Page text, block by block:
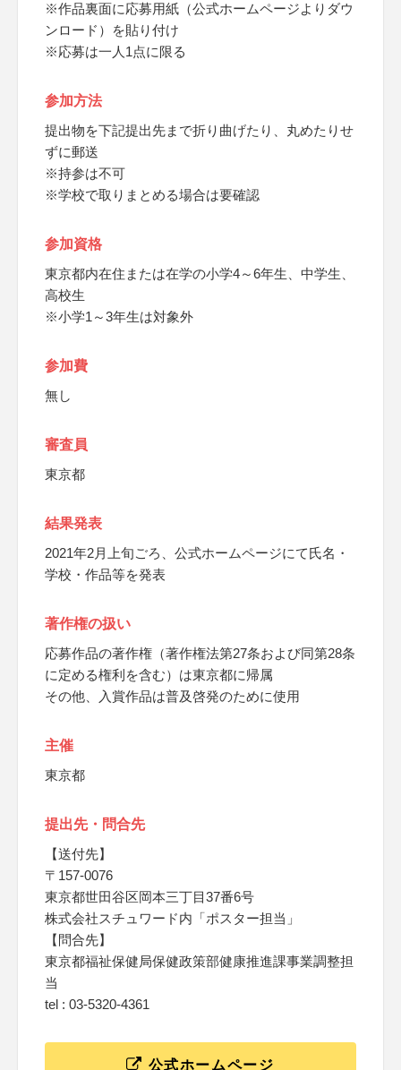
※作品裏面に応募用紙（公式ホームページよりダウ
ンロード）を貼り付け
※応募は一人1点に限る
参加方法
提出物を下記提出先まで折り曲げたり、丸めたりせ
ずに郵送
※持参は不可
※学校で取りまとめる場合は要確認
参加資格
東京都内在住または在学の小学4～6年生、中学生、
高校生
※小学1～3年生は対象外
参加費
無し
審査員
東京都
結果発表
2021年2月上旬ごろ、公式ホームページにて氏名・
学校・作品等を発表
著作権の扱い
応募作品の著作権（著作権法第27条および同第28条
に定める権利を含む）は東京都に帰属
その他、入賞作品は普及啓発のために使用
主催
東京都
提出先・問合先
【送付先】
〒157-0076
東京都世田谷区岡本三丁目37番6号
株式会社スチュワード内「ポスター担当」
【問合先】
東京都福祉保健局保健政策部健康推進課事業調整担
当
tel : 03-5320-4361
公式ホームページ